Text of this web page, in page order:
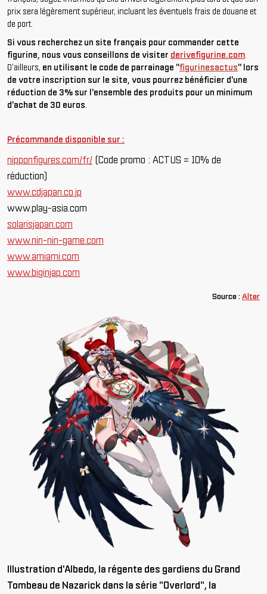
prix sera légèrement supérieur, incluant les éventuels frais de douane et
de port.
Si vous recherchez un site français pour commander cette
figurine, nous vous conseillons de visiter derivefigurine.com.
D'ailleurs, en utilisant le code de parrainage "figurinesactus" lors
de votre inscription sur le site, vous pourrez bénéficier d'une
réduction de 3% sur l'ensemble des produits pour un minimum
d'achat de 30 euros.
Précommande disponible sur :
nipponfigures.com/fr/ (Code promo : ACTUS = 10% de
réduction)
www.cdjapan.co.jp
www.play-asia.com
solarisjapan.com
www.nin-nin-game.com
www.amiami.com
www.biginjap.com
Source :Alter
Illustration d'Albedo, la régente des gardiens du Grand
Tombeau de Nazarick dans la série "Overlord", la